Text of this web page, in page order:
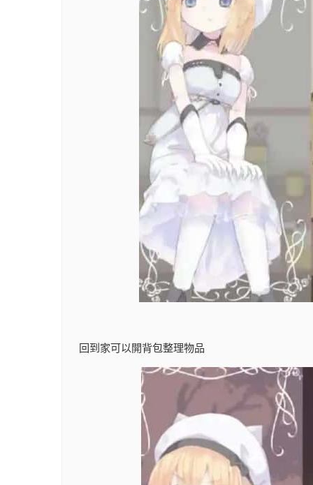
回到家可以開背包整理物品